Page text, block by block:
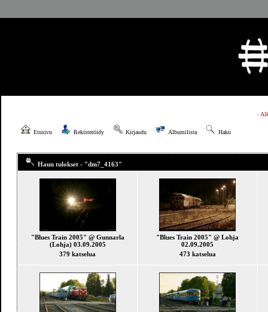
»
Etusivu Rekisteröidy Kirjaudu Albumilista Haku
Haun tulokset - "dm7_4163"
"Blues Train 2005" @ Gunnarla
(Lohja) 03.09.2005
379 katselua
"Blues Train 2005" @ Lohja
02.09.2005
473 katselua